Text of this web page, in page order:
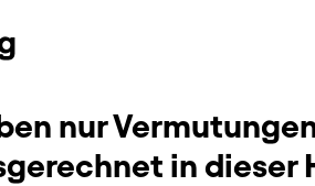
nur
in dieser